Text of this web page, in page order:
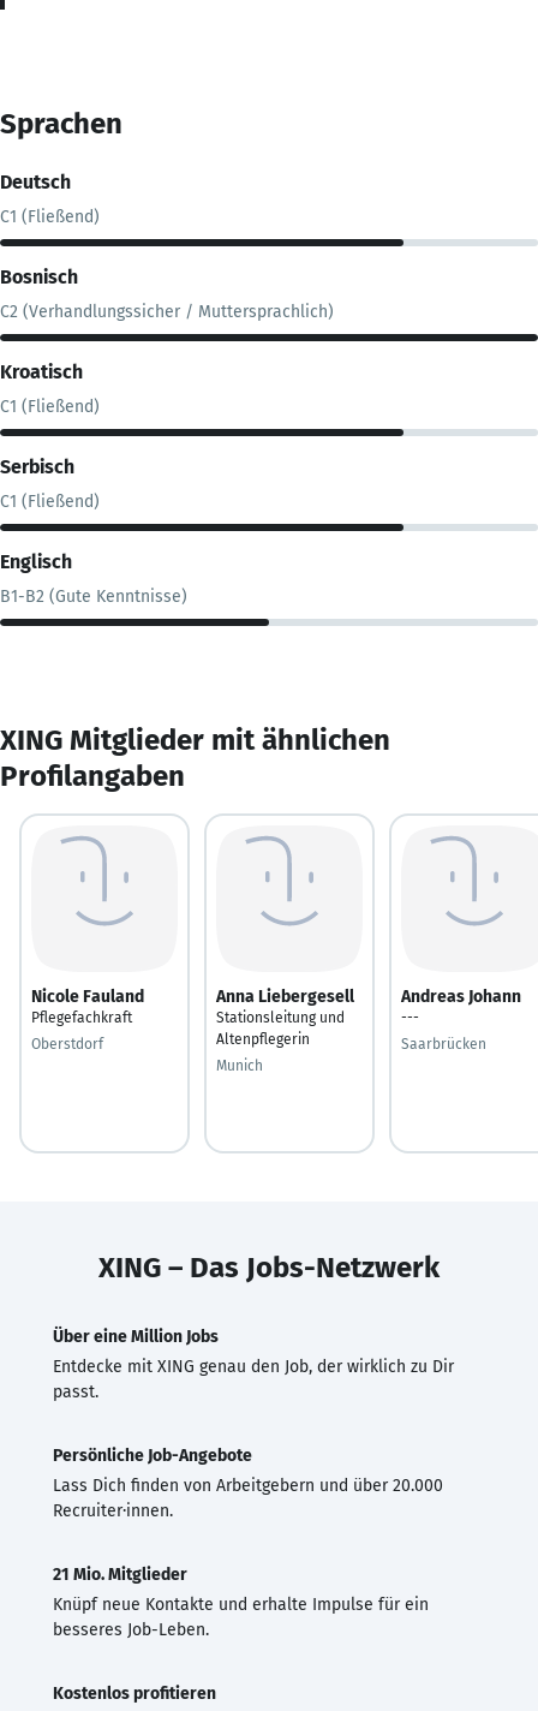
Sprachen
Deutsch
C1 (Fließend)
Bosnisch
C2 (Verhandlungssicher / Muttersprachlich)
Kroatisch
C1 (Fließend)
Serbisch
C1 (Fließend)
Englisch
B1-B2 (Gute Kenntnisse)
XING Mitglieder mit ähnlichen
Profilangaben
Nicole Fauland
Pflegefachkraft
Oberstdorf
Anna Liebergesell
Stationsleitung und
Altenpflegerin
Munich
Andreas Johann
---
Saarbrücken
XING – Das Jobs-Netzwerk
Über eine Million Jobs
Entdecke mit XING genau den Job, der wirklich zu Dir
passt.
Persönliche Job-Angebote
Lass Dich finden von Arbeitgebern und über 20.000
Recruiter·innen.
21 Mio. Mitglieder
Knüpf neue Kontakte und erhalte Impulse für ein
besseres Job-Leben.
Kostenlos profitieren